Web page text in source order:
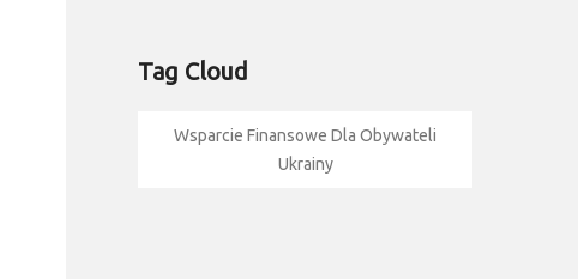
Tag Cloud
Wsparcie Finansowe Dla Obywateli
Ukrainy